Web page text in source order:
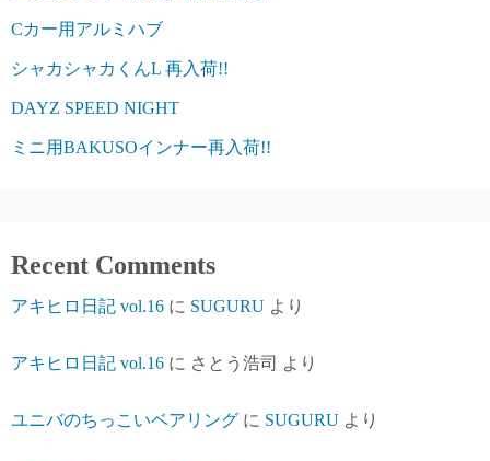
Cカー用アルミハブ
シャカシャカくんL 再入荷!!
DAYZ SPEED NIGHT
ミニ用BAKUSOインナー再入荷!!
Recent Comments
アキヒロ日記 vol.16 に SUGURU より
アキヒロ日記 vol.16 に さとう浩司 より
ユニバのちっこいベアリング に SUGURU より